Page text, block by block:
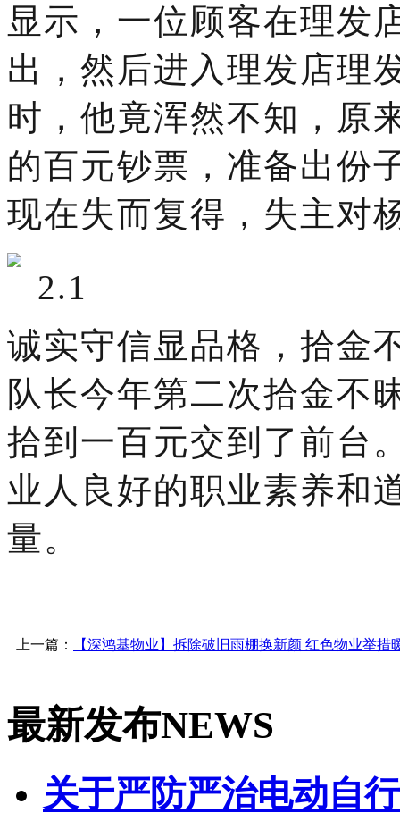
显示，一位顾客在理发
出，然后进入理发店理
时，他竟浑然不知，原
的百元钞票，准备出份
现在失而复得，失主对
诚实守信显品格，拾金
队长今年第二次拾金不
拾到一百元交到了前台
业人良好的职业素养和
量。
上一篇： 【深鸿基物业】拆除破旧雨棚换新颜 红色物业举措
最新发布NEWS
关于严防严治电动自